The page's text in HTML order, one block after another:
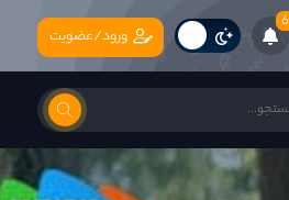
6
ورود/عضویت